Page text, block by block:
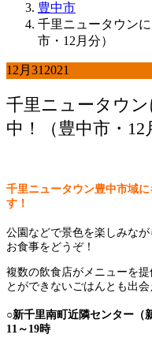
豊中市
千里ニュータウン
市・12月分）
12月 31 2021
千里ニュータウ
中！（豊中市・12
千里ニュータウン豊中市域に
す！
公園などで景色を楽しみな
お食事をどうぞ！
複数の飲食店がメニューを
とができないごはんとも出
○新千里南町近隣センター（
11～19時